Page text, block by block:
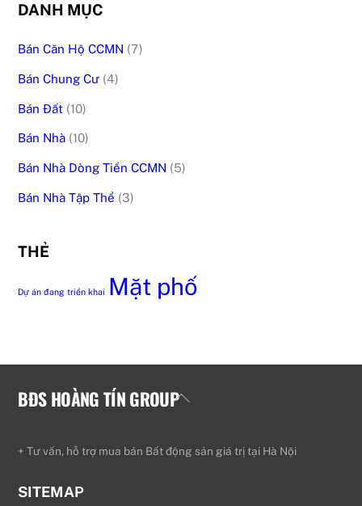
DANH MỤC
Bán Căn Hộ CCMN (7)
Bán Chung Cư (4)
Bán Đất (10)
Bán Nhà (10)
Bán Nhà Dòng Tiền CCMN (5)
Bán Nhà Tập Thể (3)
THẺ
Dự án đang triển khai Mặt phố
Back
BĐS HOÀNG TÍN GROUP
+ Tư vấn, hỗ trợ mua bán Bất động sản giá trị tại Hà Nội
SITEMAP